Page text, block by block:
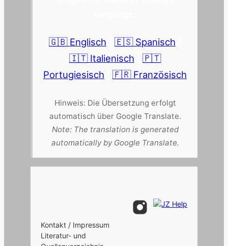
🇬🇧 Englisch 🇪🇸 Spanisch
🇮🇹 Italienisch
🇵🇹
Portugiesisch
🇫🇷 Französisch
Hinweis: Die Übersetzung erfolgt
automatisch über Google Translate.
Note: The translation is generated
automatically by Google Translate.
Kontakt / Impressum
Literatur- und